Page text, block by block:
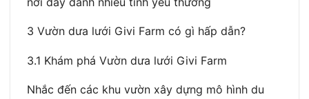
3 Vườn dưa lưới Givi Farm có gì hấp dẫn?
3.1 Khám phá Vườn dưa lưới Givi Farm
Nhắc đến các khu vườn xây dựng mô hình du